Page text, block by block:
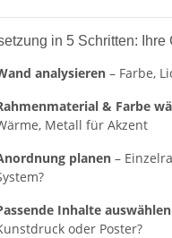
in 5 Schritten: Ihre
analysieren – Farbe,
& Farbe
Metall für Akzent
planen –
Inhalte auswählen
oder Poster?